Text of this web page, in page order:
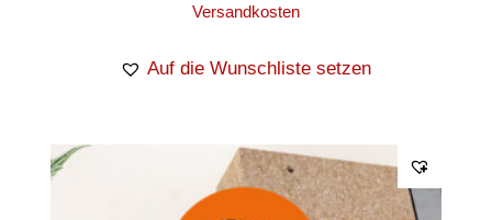
Versandkosten
Auf die Wunschliste setzen